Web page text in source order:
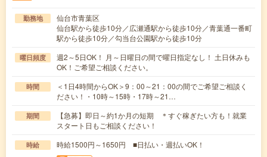
勤務地
仙台市青葉区
仙台駅から徒歩10分／広瀬通駅から徒歩10分／青葉通一番町
駅から徒歩10分／勾当台公園駅から徒歩10分
曜日頻度
週2～5日OK！ 月～日曜日の間で曜日指定なし！ 土日休みも
OK！ご希望ご相談ください。
時間
＜1日4時間からOK＞9：00～21：00の間でご希望ご相談く
ださい！・10時～15時・17時～21…
期間
【急募】即日～約1か月の短期 ＊すぐ稼ぎたい方も！就業
スタート日もご相談ください！
時給 時給1500円～1650円 ■日払い・週払いOK！